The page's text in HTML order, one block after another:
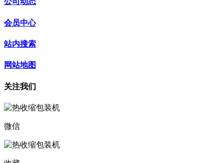
会员中心
站内搜索
网站地图
关注我们
微信